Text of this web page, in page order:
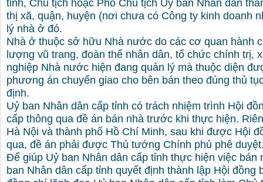
tỉnh, Chủ tịch hoặc Phó Chủ tịch Uỷ ban Nhân dân
thị xã, quận, huyện (nơi chưa có Công ty kinh doanh
lý nhà ở đó.
Nhà ở thuộc sở hữu Nhà nước do các cơ quan hành
lượng vũ trang, đoàn thể nhân dân, tổ chức chính trị,
nghiệp Nhà nước hiện đang quản lý mà thuộc diện
phương án chuyển giao cho bên bán theo đúng thủ
định.
Uỷ ban Nhân dân cấp tỉnh có trách nhiệm trình Hội
cấp thông qua đề án bán nhà trước khi thực hiện.
Hà Nội và thành phố Hồ Chí Minh, sau khi được Hội
qua, đề án phải được Thủ tướng Chính phủ phê
Để giúp Uỷ ban Nhân dân cấp tỉnh thực hiện việc bán
ban Nhân dân cấp tỉnh quyết định thành lập Hội đồng